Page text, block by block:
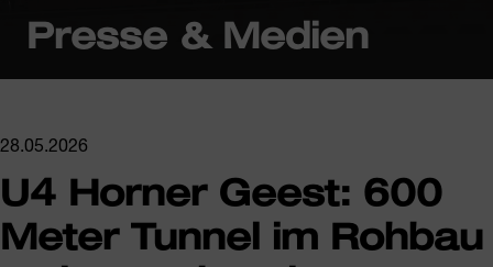
Presse & Medien
28.05.2026
U4 Horner Geest: 600
Meter Tunnel im Rohbau